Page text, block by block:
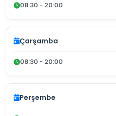
08:30 - 20:00
Çarşamba
08:30 - 20:00
Perşembe